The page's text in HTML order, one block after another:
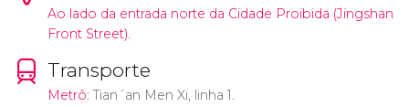
Ao lado da entrada norte da Cidade Proibida (Jingshan
Front Street).
Transporte
Metrô: Tian´an Men Xi, linha 1.